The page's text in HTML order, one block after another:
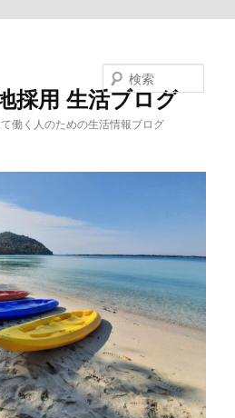
採用 生活ブログ
働く人のための生活情報ブログ